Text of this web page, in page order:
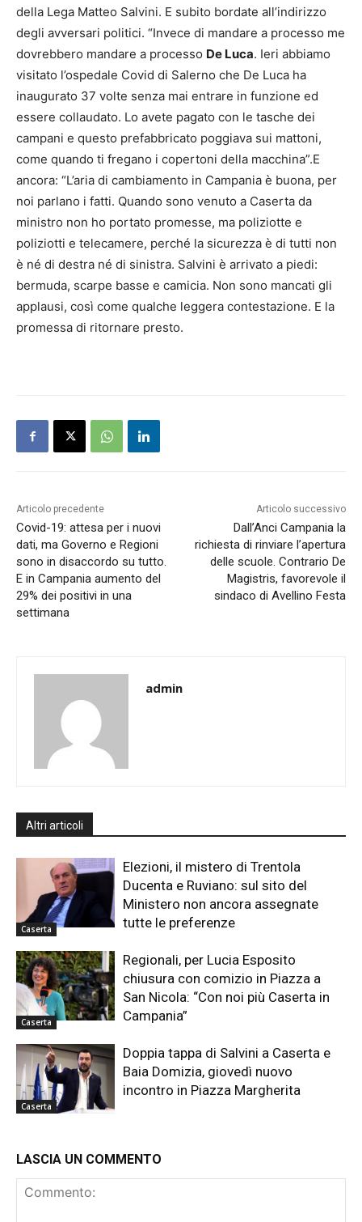
della Lega Matteo Salvini. E subito bordate all’indirizzo
degli avversari politici. “Invece di mandare a processo me
dovrebbero mandare a processo De Luca. Ieri abbiamo
visitato l’ospedale Covid di Salerno che De Luca ha
inaugurato 37 volte senza mai entrare in funzione ed
essere collaudato. Lo avete pagato con le tasche dei
campani e questo prefabbricato poggiava sui mattoni,
come quando ti fregano i copertoni della macchina”.E
ancora: “L’aria di cambiamento in Campania è buona, per
noi parlano i fatti. Quando sono venuto a Caserta da
ministro non ho portato promesse, ma poliziotte e
poliziotti e telecamere, perché la sicurezza è di tutti non
è né di destra né di sinistra. Salvini è arrivato a piedi:
bermuda, scarpe basse e camicia. Non sono mancati gli
applausi, così come qualche leggera contestazione. E la
promessa di ritornare presto.
Articolo precedente
Covid-19: attesa per i nuovi
dati, ma Governo e Regioni
sono in disaccordo su tutto.
E in Campania aumento del
29% dei positivi in una
settimana
Articolo successivo
Dall’Anci Campania la
richiesta di rinviare l’apertura
delle scuole. Contrario De
Magistris, favorevole il
sindaco di Avellino Festa
admin
Altri articoli
Caserta
Elezioni, il mistero di Trentola
Ducenta e Ruviano: sul sito del
Ministero non ancora assegnate
tutte le preferenze
Caserta
Regionali, per Lucia Esposito
chiusura con comizio in Piazza a
San Nicola: “Con noi più Caserta in
Campania”
Caserta
Doppia tappa di Salvini a Caserta e
Baia Domizia, giovedì nuovo
incontro in Piazza Margherita
LASCIA UN COMMENTO